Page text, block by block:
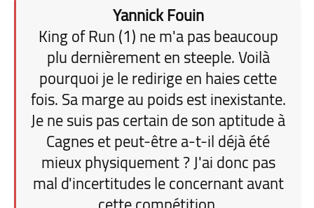
Yannick Fouin
King of Run (1) ne m'a pas beaucoup
plu dernièrement en steeple. Voilà
pourquoi je le redirige en haies cette
fois. Sa marge au poids est inexistante.
Je ne suis pas certain de son aptitude à
Cagnes et peut-être a-t-il déjà été
mieux physiquement ? J'ai donc pas
mal d'incertitudes le concernant avant